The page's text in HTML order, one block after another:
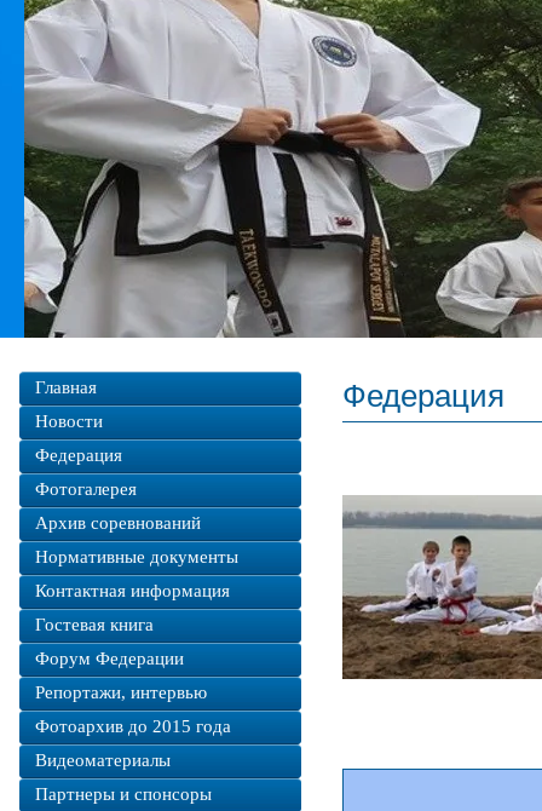
Главная
Новости
Федерация
Фотогалерея
Архив соревнований
Нормативные документы
Контактная информация
Гостевая книга
Форум Федерации
Репортажи, интервью
Фотоархив до 2015 года
Видеоматериалы
Партнеры и спонсоры
Федерация